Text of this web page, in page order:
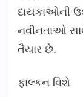
દાયકાઓની
નવીનતાઓ
તૈયાર છે.
ફાલ્કન વિશે